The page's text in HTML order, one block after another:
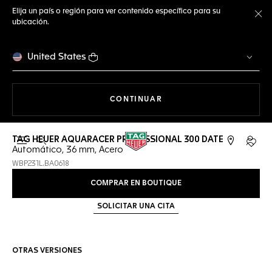
Elija un país o región para ver contenido específico para su
ubicación.
United States
CONTINUAR
Abrir el menú de búsqueda
TAG HEUER AQUARACER PROFESSIONAL 300 DATE
Automático, 36 mm, Acero
WBP231L.BA0618
COMPRAR EN BOUTIQUE
SOLICITAR UNA CITA
OTRAS VERSIONES